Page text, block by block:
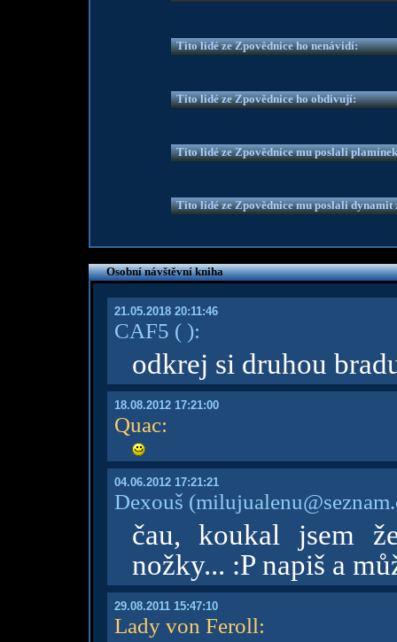
Tito lidé ze Zpovědnice ho nenávidí:
Tito lidé ze Zpovědnice ho obdivují:
Tito lidé ze Zpovědnice mu poslali
Tito lidé ze Zpovědnice mu poslali dynamit
Osobní návštěvní kniha
21.05.2018 20:11:46
CAF5 ( ):
odkrej si druhou
18.08.2012 17:21:00
Quac:
04.06.2012 17:21:21
Dexouš
čau, koukal jsem
nožky... :P napiš a
29.08.2011 15:47:10
Lady von Feroll: